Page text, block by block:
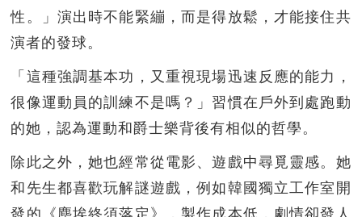
性。」演出時不能緊繃，而是得放鬆，才能接住共
演者的發球。
「這種強調基本功，又重視現場迅速反應的能力，
很像運動員的訓練不是嗎？」習慣在戶外到處跑動
的她，認為運動和爵士樂背後有相似的哲學。
除此之外，她也經常從電影、遊戲中尋覓靈感。她
和先生都喜歡玩解謎遊戲，例如韓國獨立工作室開
發的《塵埃終須落定》，製作成本低，劇情卻發人